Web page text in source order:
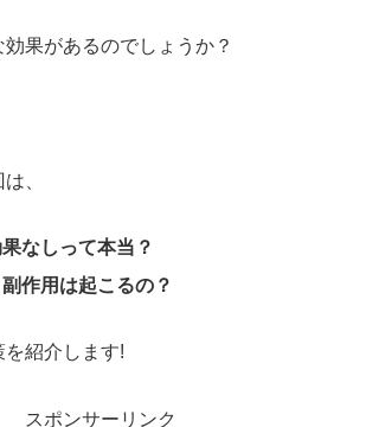
果があるのでしょうか？
、
なしって本当？
作用は起こるの？
紹介します!
スポンサーリンク